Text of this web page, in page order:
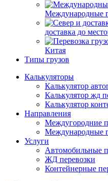
Международные
доставка до
Китая
Типы грузов
Калькуляторы
Калькулятор
Калькулятор жд
Калькулятор
Направления
Междугородние
Международные
Услуги
Автомобильные
ЖД перевозки
Контейнерные